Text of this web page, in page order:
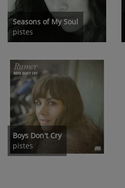
Seasons of My Soul
pistes
Boys Don't Cry
pistes